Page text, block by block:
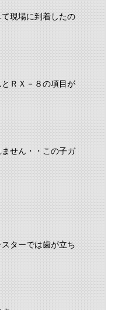
現場に到着したの
ＲＸ－８の項目が
せん・・この子ガ
ターでは歯が立ち